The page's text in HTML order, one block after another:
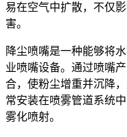
易在空气中扩散，不仅
害。
降尘喷嘴是一种能够将
业喷嘴设备。通过喷嘴
合，使粉尘增重并沉降
常安装在喷雾管道系统
雾化喷射。